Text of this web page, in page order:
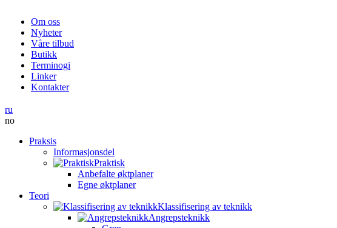
Om oss
Nyheter
Våre tilbud
Butikk
Terminogi
Linker
Kontakter
ru
no
Praksis
Informasjonsdel
Praktisk
Anbefalte øktplaner
Egne øktplaner
Teori
Klassifisering av teknikk
Angrepsteknikk